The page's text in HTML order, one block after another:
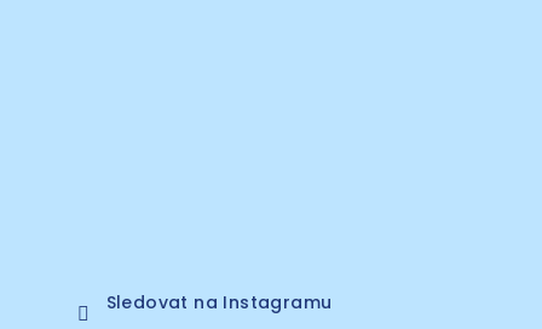
Sledovat na Instagramu